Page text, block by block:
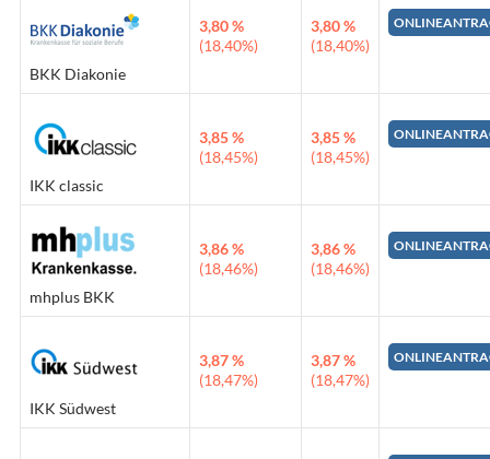
BKK Diakonie
3,80 %
(18,40%)
3,80 %
(18,40%)
IKK classic
3,85 %
(18,45%)
3,85 %
(18,45%)
mhplus BKK
3,86 %
(18,46%)
3,86 %
(18,46%)
IKK Südwest
3,87 %
(18,47%)
3,87 %
(18,47%)